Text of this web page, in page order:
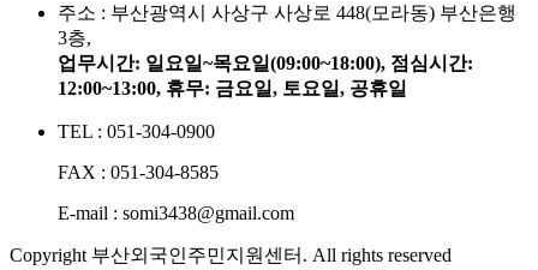
주소 : 부산광역시 사상구 사상로 448(모라동) 부산은행
3층,
업무시간: 일요일~목요일(09:00~18:00), 점심시간:
12:00~13:00, 휴무: 금요일, 토요일, 공휴일
TEL : 051-304-0900
FAX : 051-304-8585
E-mail : somi3438@gmail.com
Copyright 부산외국인주민지원센터. All rights reserved